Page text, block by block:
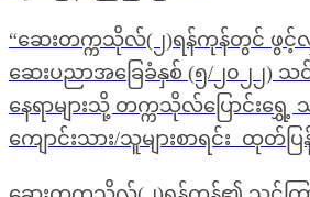
“ဆေးတက္ကသိုလ်(၂)ရန်ကုန်တွင် ဖွ
ဆေးပညာအခြေခံနှစ် (၅/၂၀၂၂)
နေရာများသို့ တက္ကသိုလ်ပြောင်းရွှေ့
ကျောင်းသား/သူများစာရင်း ထုတ်ပြ